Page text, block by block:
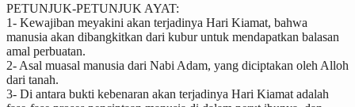
PETUNJUK-PETUNJUK AYAT:
1- Kewajiban meyakini akan terjadinya Hari Kiamat, bahwa
manusia akan dibangkitkan dari kubur untuk mendapatkan balasan
amal perbuatan.
2- Asal muasal manusia dari Nabi Adam, yang diciptakan oleh Alloh
dari tanah.
3- Di antara bukti kebenaran akan terjadinya Hari Kiamat adalah